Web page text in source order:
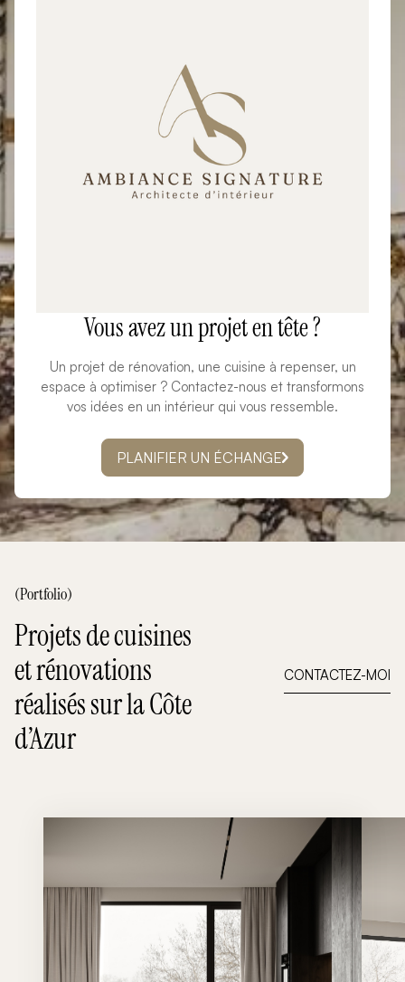
Vous avez un projet en tête ?
Un projet de rénovation, une cuisine à repenser, un
espace à optimiser ? Contactez-nous et transformons
vos idées en un intérieur qui vous ressemble.
PLANIFIER UN ÉCHANGE
(Portfolio)
Projets de cuisines
et rénovations
réalisés sur la Côte
d’Azur
CONTACTEZ-MOI